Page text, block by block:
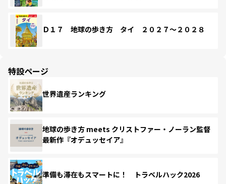
Ｄ１７ 地球の歩き方 タイ ２０２７～２０２８
特設ページ
世界遺産ランキング
地球の歩き方 meets クリストファー・ノーラン監督
最新作『オデュッセイア』
準備も滞在もスマートに！ トラベルハック2026